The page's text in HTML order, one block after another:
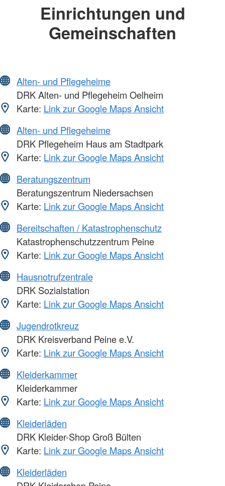
Einrichtungen und
Gemeinschaften
Alten- und Pflegeheime
DRK Alten- und Pflegeheim Oelheim
Karte: Link zur Google Maps Ansicht
Alten- und Pflegeheime
DRK Pflegeheim Haus am Stadtpark
Karte: Link zur Google Maps Ansicht
Beratungszentrum
Beratungszentrum Niedersachsen
Karte: Link zur Google Maps Ansicht
Bereitschaften / Katastrophenschutz
Katastrophenschutzzentrum Peine
Karte: Link zur Google Maps Ansicht
Hausnotrufzentrale
DRK Sozialstation
Karte: Link zur Google Maps Ansicht
Jugendrotkreuz
DRK Kreisverband Peine e.V.
Karte: Link zur Google Maps Ansicht
Kleiderkammer
Kleiderkammer
Karte: Link zur Google Maps Ansicht
Kleiderläden
DRK Kleider-Shop Groß Bülten
Karte: Link zur Google Maps Ansicht
Kleiderläden